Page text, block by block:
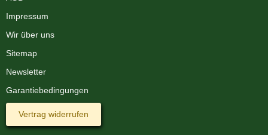
Impressum
Wir über uns
Sitemap
Newsletter
Garantiebedingungen
Vertrag widerrufen